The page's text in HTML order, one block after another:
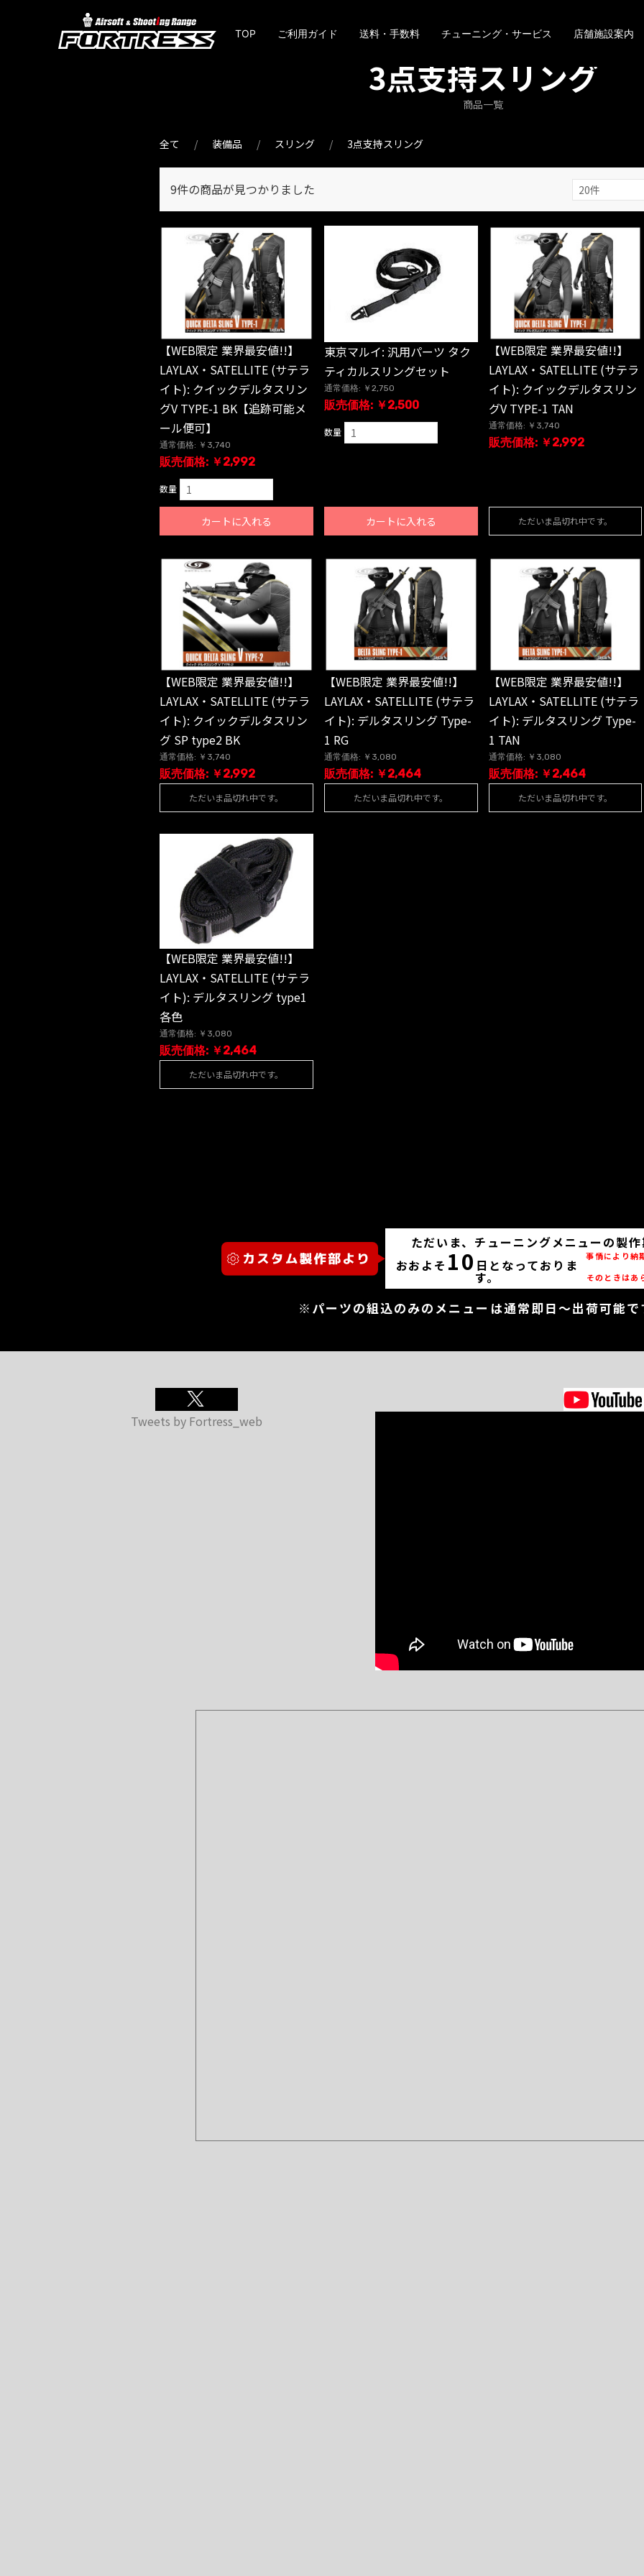
TOP ご利用ガイド 送料・手数料 チューニング・サービス 店舗施設案内
3点支持スリング
商品一覧
全て 装備品 スリング 3点支持スリング
9件の商品が見つかりました
【WEB限定 業界最安値!!】
LAYLAX・SATELLITE (サテラ
イト): クイックデルタスリン
グV TYPE-1 BK【追跡可能メ
ール便可】
通常価格: ￥3,740
販売価格: ￥2,992
数量
カートに入れる
東京マルイ: 汎用パーツ タク
ティカルスリングセット
通常価格: ￥2,750
販売価格: ￥2,500
数量
カートに入れる
【WEB限定 業界最安値!!】
LAYLAX・SATELLITE (サテラ
イト): クイックデルタスリン
グV TYPE-1 TAN
通常価格: ￥3,740
販売価格: ￥2,992
ただいま品切れ中です。
【WEB限定 業界最安値!!】
LAYLAX・SATELLITE (サテラ
イト): クイックデルタスリン
グ SP type2 BK
通常価格: ￥3,740
販売価格: ￥2,992
ただいま品切れ中です。
【WEB限定 業界最安値!!】
LAYLAX・SATELLITE (サテラ
イト): デルタスリング Type-
1 RG
通常価格: ￥3,080
販売価格: ￥2,464
ただいま品切れ中です。
【WEB限定 業界最安値!!】
LAYLAX・SATELLITE (サテラ
イト): デルタスリング Type-
1 TAN
通常価格: ￥3,080
販売価格: ￥2,464
ただいま品切れ中です。
【WEB限定 業界最安値!!】
LAYLAX・SATELLITE (サテラ
イト): デルタスリング type1
各色
通常価格: ￥3,080
販売価格: ￥2,464
ただいま品切れ中です。
ただいま、チューニングメニューの製
おおよそ 10 日となっておりま
す。
事情により納
そのときはあ
※パーツの組込のみのメニューは通常即日～出荷可能で
Tweets by Fortress_web